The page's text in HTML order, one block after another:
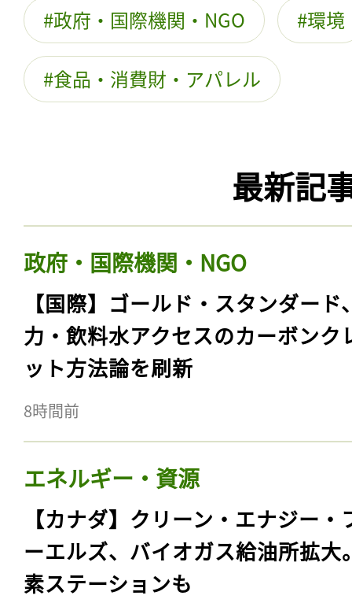
政府・国際機関・NGO 環境
食品・消費財・アパレル
最新記
政府・国際機関・NGO
【国際】ゴールド・スタンダード
力・飲料水アクセスのカーボンク
ット方法論を刷新
8時間前
エネルギー・資源
【カナダ】クリーン・エナジー・
ーエルズ、バイオガス給油所拡大
素ステーションも